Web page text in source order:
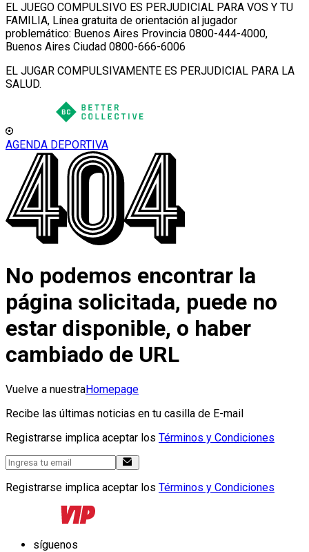
EL JUEGO COMPULSIVO ES PERJUDICIAL PARA VOS Y TU
FAMILIA, Línea gratuita de orientación al jugador
problemático: Buenos Aires Provincia 0800-444-4000,
Buenos Aires Ciudad 0800-666-6006
EL JUGAR COMPULSIVAMENTE ES PERJUDICIAL PARA LA
SALUD.
AGENDA DEPORTIVA
No podemos encontrar la
página solicitada, puede no
estar disponible, o haber
cambiado de URL
Vuelve a nuestraHomepage
Recibe las últimas noticias en tu casilla de E-mail
Registrarse implica aceptar los Términos y Condiciones
Registrarse implica aceptar los Términos y Condiciones
síguenos